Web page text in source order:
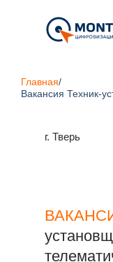
Главная/
Вакансия Техник-
г. Тверь